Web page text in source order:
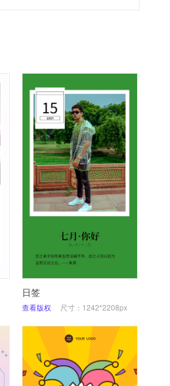
日签
查看版权 尺寸：1242*2208px